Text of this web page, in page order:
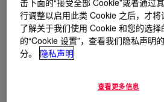
什么是DOWSIL™ EP-9289 LL
一种白色交联二甲基聚硅氧烷弹
相结合。此独特的组合能够改善
供处理性优异的粉末。此外，粉
纹理，具有良好的压实性能和高皮
行调整以启用此类 Cookie 之后，才
了解关于我们使用 Cookie 和您的选
的“Cookie 设置”，查看我们隐私声明
分。
隐私声明
查看更多信息